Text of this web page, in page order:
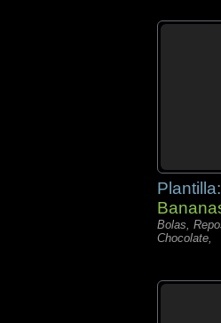
Plantilla:
Bolas,
Chocolate,